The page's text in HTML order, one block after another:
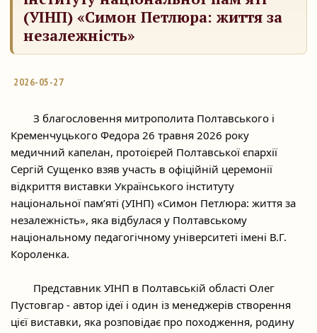
(УІНП) «Симон Петлюра: життя за
незалежність»
2026-05-27
Кременчуцького Федора 26 травня 2026 року
медичний капелан, протоієрей Полтавської єпархії
Сергій Сущенко взяв участь в офіційній церемонії
відкриття виставки Українського інституту
національної пам’яті (УІНП) «Симон Петлюра: життя за
незалежність», яка відбулася у Полтавському
національному педагогічному університеті імені В.Г.
Короленка.
Пустовгар - автор ідеї і один із менеджерів створення
цієї виставки, яка розповідає про походження, родину